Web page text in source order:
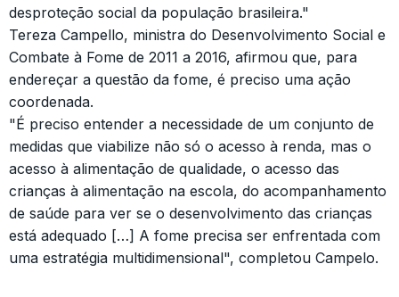
desproteção social da população brasileira."
Tereza Campello, ministra do Desenvolvimento Social e
Combate à Fome de 2011 a 2016, afirmou que, para
endereçar a questão da fome, é preciso uma ação
coordenada.
"É preciso entender a necessidade de um conjunto de
medidas que viabilize não só o acesso à renda, mas o
acesso à alimentação de qualidade, o acesso das
crianças à alimentação na escola, do acompanhamento
de saúde para ver se o desenvolvimento das crianças
está adequado […] A fome precisa ser enfrentada com
uma estratégia multidimensional", completou Campelo.